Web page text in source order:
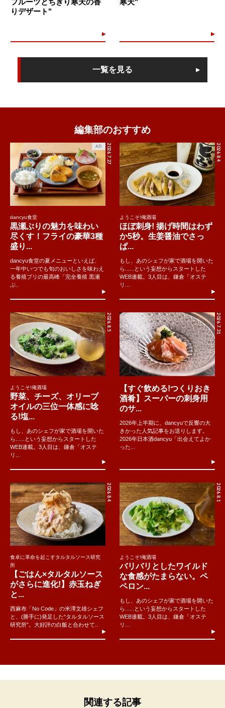
フルーツとちぎり寒天の香
りデザート"
寒天"
一覧を見る
編集部のおすすめ
2026.7.27
AD
dancyu食堂
黒瀬ぶりの魅力を味わい
尽くす！フライの豪華3種
盛り...
dancyu食堂の夏メニューといえば、
一年中いつでも旬のおいしさを味わえ
る養殖ブリの最高峰「完全養殖 黒瀬
ぶ..
2026.8.4
ようこそ!俺酒場
ほぼ刺身! 揚げ時間はわず
か5秒。生姜醤油でさっ
ぱ...
もし、あのシェフが家で酒場を開いた
ら......という妄想からスタートした
WEB連載。3人目は、鎌倉「オステ
リ...
2026.8.5
ようこそ!俺酒場
野菜、チーズ、オリーブ
オイルの三位一体感に唸
る!塩...
もし、あのシェフが家で酒場を開いた
ら......という妄想からスタートした
WEB連載。3人目は、鎌倉「オステ
リ...
2026.7.31
【すぐ飲める!つくりおき
酒肴】スーパーの刺身用
のサ...
2026年上半期に、dancyuで反響の大
きかった人気記事をお送りします。
2026年日本酒dancyu「出会えてよか
った...
2026.8.4
食卓に革命を起こすタルタルソース研究
所
【ごはん×タルタルソース
がさらに進化!】赤玉ねぎ
と...
西麻布「No Code」の米澤文雄シェフ
と、(勝手に)発足した“タルタルソース
研究所”。大好評の白飯と合わせて..
2026.8.1
ようこそ!俺酒場
バリバリとしたワイルド
な食感がたまらない。ペ
ペロン...
もし、あのシェフが家で酒場を開いた
ら......という妄想からスタートした
WEB連載。3人目は、鎌倉「オステ
リ...
関連する記事